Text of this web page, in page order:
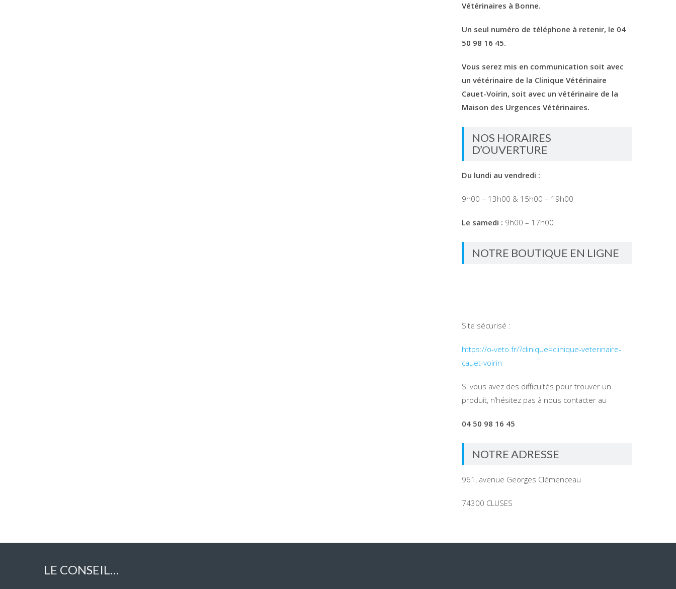
Vétérinaires à Bonne.
Un seul numéro de téléphone à retenir, le 04
50 98 16 45.
Vous serez mis en communication soit avec
un vétérinaire de la Clinique Vétérinaire
Cauet-Voirin, soit avec un vétérinaire de la
Maison des Urgences Vétérinaires.
NOS HORAIRES
D’OUVERTURE
Du lundi au vendredi :
9h00 – 13h00 & 15h00 – 19h00
Le samedi : 9h00 – 17h00
NOTRE BOUTIQUE EN LIGNE
Site sécurisé :
https://o-veto.fr/?clinique=clinique-veterinaire-
cauet-voirin
Si vous avez des difficultés pour trouver un
produit, n’hésitez pas à nous contacter au
04 50 98 16 45
NOTRE ADRESSE
961, avenue Georges Clémenceau
74300 CLUSES
LE CONSEIL…